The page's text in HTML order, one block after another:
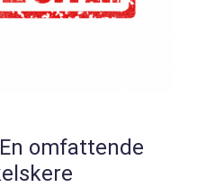
omfattende